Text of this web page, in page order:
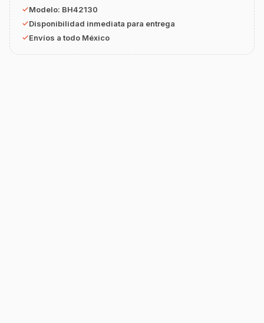
Modelo: BH42130
Disponibilidad inmediata para entrega
Envíos a todo México
Ver sucursales y contacto